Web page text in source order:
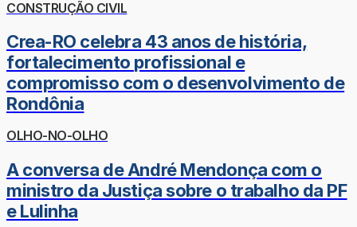
CONSTRUÇÃO CIVIL
Crea-RO celebra 43 anos de história,
fortalecimento profissional e
compromisso com o desenvolvimento de
Rondônia
OLHO-NO-OLHO
A conversa de André Mendonça com o
ministro da Justiça sobre o trabalho da PF
e Lulinha